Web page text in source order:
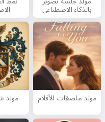
بالذكاء الاصطناعي
مولد ملصقات الأفلام مولد